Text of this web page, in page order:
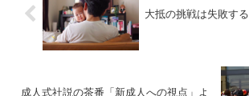
大抵の挑戦は失敗する
成人式社説の茶番「新成人への視点」よ